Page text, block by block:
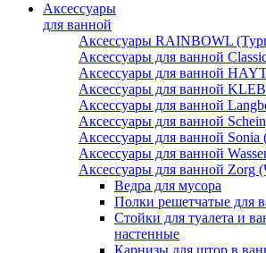
Аксессуары
для ванной
Аксессуары RAINBOWL
Аксессуары для ванной
Аксессуары для ванной
Аксессуары для ванной
Аксессуары для ванной
Аксессуары для ванной
Аксессуары для ванной
Аксессуары для ванной
Аксессуары для ванной Zorg
Ведра для мусора
Полки решетчатые для
Стойки для туалета и
настенные
Карнизы для штор в